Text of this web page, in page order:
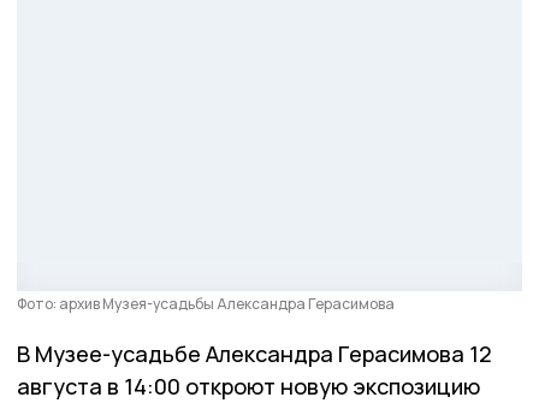
Фото: архив Музея-усадьбы Александра Герасимова
В Музее-усадьбе Александра Герасимова 12
августа в 14:00 откроют новую экспозицию